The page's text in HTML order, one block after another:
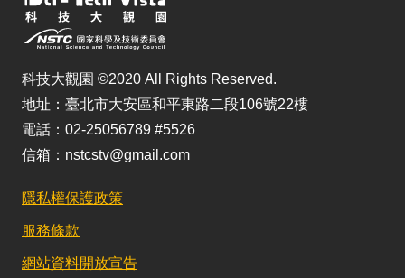
科技大觀園 ©2020 All Rights Reserved.
地址：臺北市大安區和平東路二段106號22樓
電話：02-25056789 #5526
信箱：nstcstv@gmail.com
隱私權保護政策
服務條款
網站資料開放宣告